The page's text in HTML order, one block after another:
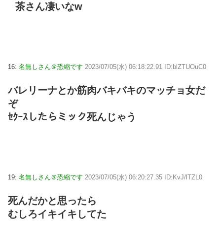
茶さん凄いなw
16: 名無しさん＠恐縮です 2023/07/05(水) 06:18:22.91 ID:blZTUOuC0
バレリーナとか筋肉バキバキのマッチョ女だ
ぞ
ｾｸｰｽしたらミック死んじゃう
19: 名無しさん＠恐縮です 2023/07/05(水) 06:20:27.35 ID:KvJ/lTZL0
死んだかと思ったら
むしろイキイキしてた